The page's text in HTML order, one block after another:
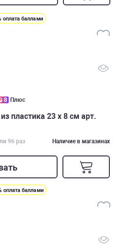
оплата баллами
8 Плюс
пластика 23 x 8 см арт.
96 раз Наличие в магазинах
оплата баллами